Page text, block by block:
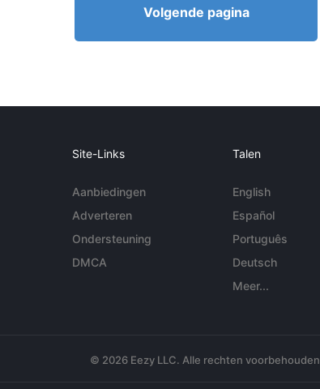
Volgende pagina
Site-Links
Aanbiedingen
Adverteren
Ondersteuning
DMCA
Talen
English
Español
Português
Deutsch
Meer...
© 2026 Eezy LLC. Alle rechten voorbehouden